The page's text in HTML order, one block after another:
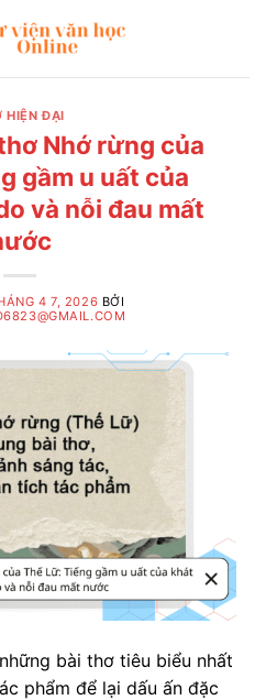
HIỆN ĐẠI
Nhớ rừng của
gầm u uất của
và nỗi đau mất
4 7, 2026 BỞI
bài thơ tiêu biểu nhất
phẩm để lại dấu ấn đặc